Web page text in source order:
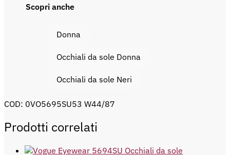
Scopri anche
Donna
Occhiali da sole Donna
Occhiali da sole Neri
COD: 0VO5695SU53 W44/87
Prodotti correlati